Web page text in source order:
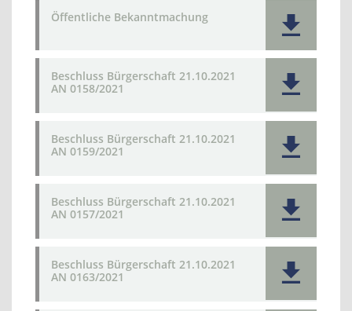
Öffentliche Bekanntmachung
Beschluss Bürgerschaft 21.10.2021
AN 0158/2021
Beschluss Bürgerschaft 21.10.2021
AN 0159/2021
Beschluss Bürgerschaft 21.10.2021
AN 0157/2021
Beschluss Bürgerschaft 21.10.2021
AN 0163/2021